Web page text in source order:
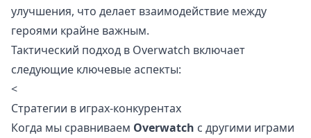
улучшения, что делает взаимодействие между
героями крайне важным.
Тактический подход в Overwatch включает
следующие ключевые аспекты:
<
Стратегии в играх-конкурентах
Когда мы сравниваем Overwatch с другими играми